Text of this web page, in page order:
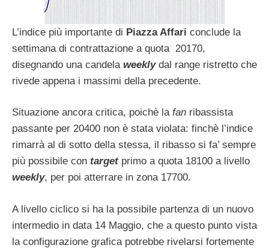
L’indice più importante di Piazza Affari conclude la
settimana di contrattazione a quota 20170,
disegnando una candela weeklydal range ristretto che
rivede appena i massimi della precedente.
Situazione ancora critica, poichè la fan ribassista
passante per 20400 non è stata violata: finchè l’indice
rimarrà al di sotto della stessa, il ribasso si fa’ sempre
più possibile con targetprimo a quota 18100 a livello
weekly, per poi atterrare in zona 17700.
A livello ciclico si ha la possibile partenza di un nuovo
intermedio in data 14 Maggio, che a questo punto vista
la configurazione grafica potrebbe rivelarsi fortemente